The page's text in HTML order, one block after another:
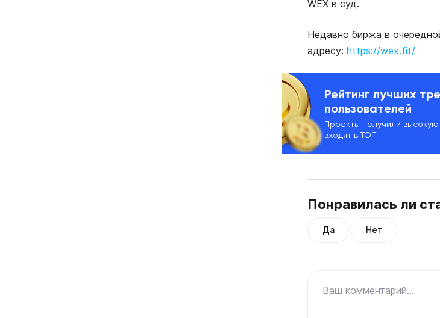
WEX в суд.
Недавно биржа в
адресу: https://wex.fit/
Рейтинг лучших
пользователей
Проекты получили
входят в ТОП
Понравилась ли
Да Нет
Ваш комментарий...